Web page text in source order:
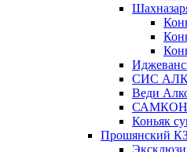
СИС
Веди
САМКОН
Коньяк
Прошянский